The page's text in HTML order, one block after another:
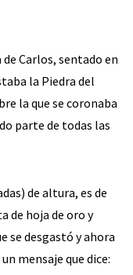
Carlos, sentado en
la Piedra del
la que se coronaba
parte de todas las
de altura, es de
de hoja de oro y
se desgastó y ahora
mensaje que dice: